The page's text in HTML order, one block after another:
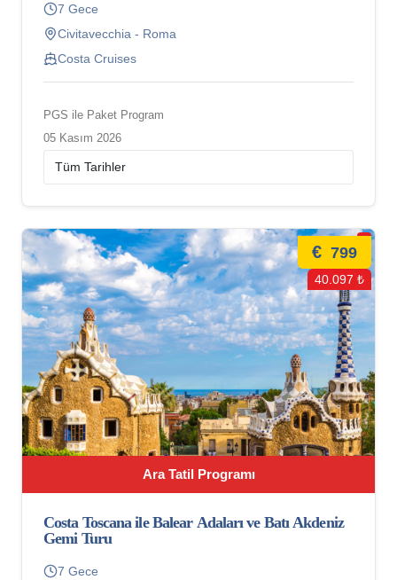
7 Gece
Civitavecchia - Roma
Costa Cruises
PGS ile Paket Program
05 Kasım 2026
Ara Tatil Programı
€ 799
40.097 ₺
Costa Toscana ile Balear Adaları ve Batı Akdeniz
Gemi Turu
7 Gece